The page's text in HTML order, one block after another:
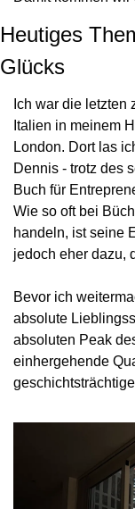
Heutiges
Glücks
Ich war die letzten
Italien in meinem
London. Dort las
Dennis - trotz des
Buch für
Wie so oft bei
handeln, ist seine
jedoch eher dazu,
Bevor ich
absolute
absoluten Peak
einhergehende